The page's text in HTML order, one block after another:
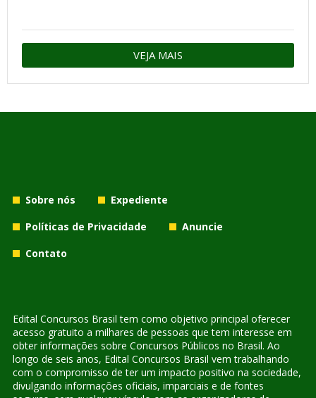
VEJA MAIS
Sobre nós
Expediente
Políticas de Privacidade
Anuncie
Contato
Edital Concursos Brasil tem como objetivo principal oferecer
acesso gratuito a milhares de pessoas que tem interesse em
obter informações sobre Concursos Públicos no Brasil. Ao
longo de seis anos, Edital Concursos Brasil vem trabalhando
com o compromisso de ter um impacto positivo na sociedade,
divulgando informações oficiais, imparciais e de fontes